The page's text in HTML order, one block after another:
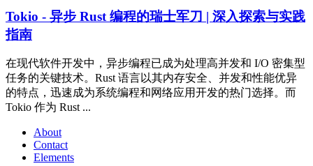
Tokio - 异步 Rust 编程的瑞士军刀 | 深入探索与实践
指南
在现代软件开发中，异步编程已成为处理高并发和 I/O 密集型
任务的关键技术。Rust 语言以其内存安全、并发和性能优异
的特点，迅速成为系统编程和网络应用开发的热门选择。而
Tokio 作为 Rust ...
About
Contact
Elements